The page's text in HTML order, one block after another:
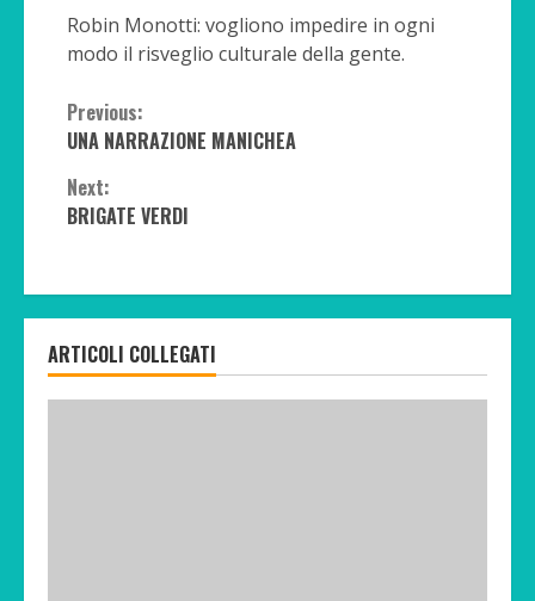
Robin Monotti: vogliono impedire in ogni
modo il risveglio culturale della gente.
Continue
Reading
Previous:
UNA NARRAZIONE MANICHEA
Next:
BRIGATE VERDI
ARTICOLI COLLEGATI